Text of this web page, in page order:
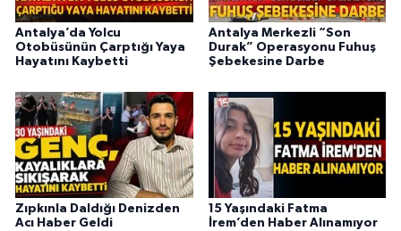
Antalya’da Yolcu
Otobüsünün Çarptığı Yaya
Hayatını Kaybetti
Antalya Merkezli “Son
Durak” Operasyonu Fuhuş
Şebekesine Darbe
Zıpkınla Daldığı Denizden
Acı Haber Geldi
15 Yaşındaki Fatma
İrem’den Haber Alınamıyor